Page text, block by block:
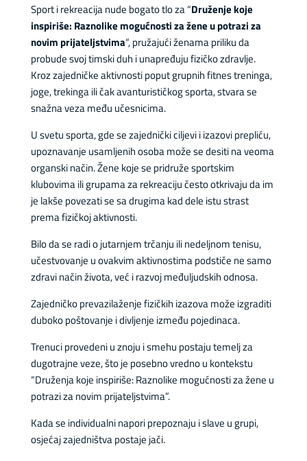
Sport i rekreacija nude bogato tlo za “Druženje koje
inspiriše: Raznolike mogućnosti za žene u potrazi za
novim prijateljstvima“, pružajući ženama priliku da
probude svoj timski duh i unapređuju fizičko zdravlje.
Kroz zajedničke aktivnosti poput grupnih fitnes treninga,
joge, trekinga ili čak avanturističkog sporta, stvara se
snažna veza među učesnicima.
U svetu sporta, gde se zajednički ciljevi i izazovi prepliću,
upoznavanje usamljenih osoba može se desiti na veoma
organski način. Žene koje se pridruže sportskim
klubovima ili grupama za rekreaciju često otkrivaju da im
je lakše povezati se sa drugima kad dele istu strast
prema fizičkoj aktivnosti.
Bilo da se radi o jutarnjem trčanju ili nedeljnom tenisu,
učestvovanje u ovakvim aktivnostima podstiče ne samo
zdravi način života, već i razvoj međuljudskih odnosa.
Zajedničko prevazilaženje fizičkih izazova može izgraditi
duboko poštovanje i divljenje između pojedinaca.
Trenuci provedeni u znoju i smehu postaju temelj za
dugotrajne veze, što je posebno vredno u kontekstu
“Druženja koje inspiriše: Raznolike mogućnosti za žene u
potrazi za novim prijateljstvima”.
Kada se individualni napori prepoznaju i slave u grupi,
osjećaj zajedništva postaje jači.